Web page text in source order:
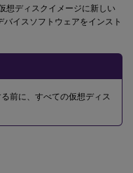
想ディスクイメージに新しい
イスソフトウェアをインスト
前に、すべての仮想ディス